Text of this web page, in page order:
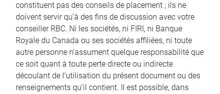
constituent pas des conseils de placement ; ils ne
doivent servir qu’à des fins de discussion avec votre
conseiller RBC. Ni les sociétés, ni FIRI, ni Banque
Royale du Canada ou ses sociétés affiliées, ni toute
autre personne n’assument quelque responsabilité que
ce soit quant à toute perte directe ou indirecte
découlant de l’utilisation du présent document ou des
renseignements qu’il contient. Il est possible, dans